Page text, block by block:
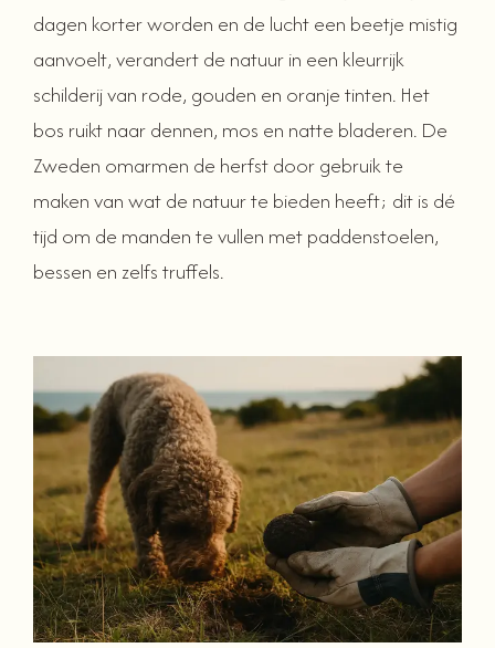
dagen korter worden en de lucht een beetje mistig
aanvoelt, verandert de natuur in een kleurrijk
schilderij van rode, gouden en oranje tinten. Het
bos ruikt naar dennen, mos en natte bladeren. De
Zweden omarmen de herfst door gebruik te
maken van wat de natuur te bieden heeft; dit is dé
tijd om de manden te vullen met paddenstoelen,
bessen en zelfs truffels.